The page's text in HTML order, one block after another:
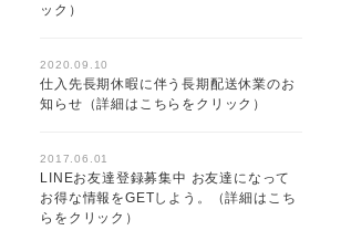
ック）
2020.09.10
仕入先長期休暇に伴う長期配送休業のお
知らせ（詳細はこちらをクリック）
2017.06.01
LINEお友達登録募集中 お友達になって
お得な情報をGETしよう。（詳細はこち
らをクリック）